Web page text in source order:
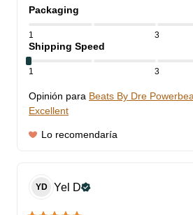
Packaging
1 3
Shipping Speed
1 3
Opinión para Beats By Dre
Excellent
Lo recomendaría
YD Yel D